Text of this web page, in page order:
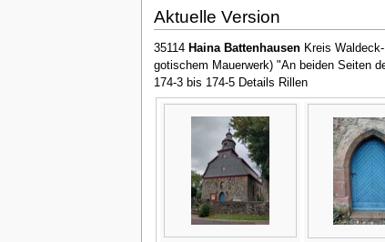
Aktuelle Version
35114Haina BattenhausenKreis Waldeck-
gotischem Mauerwerk) "An beiden Seiten
174-3 bis 174-5 Details Rillen